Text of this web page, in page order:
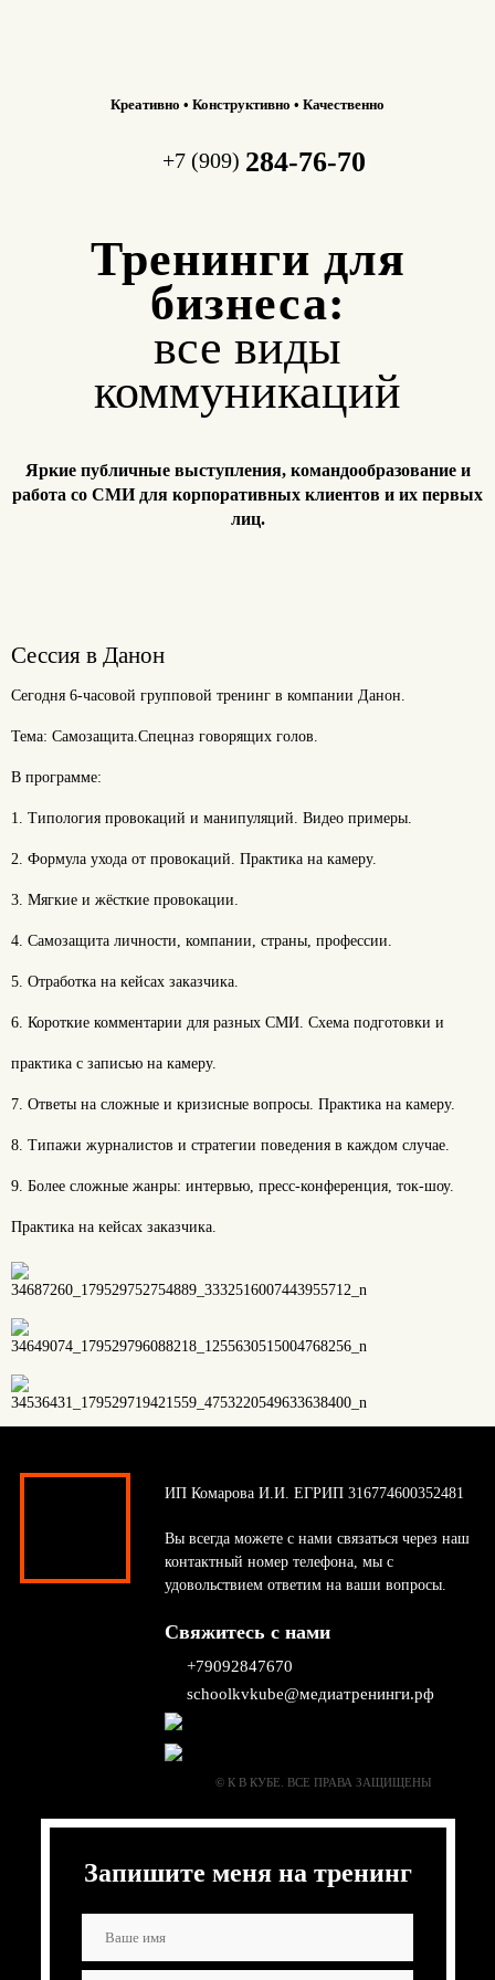
Креативно • Конструктивно • Качественно
+7 (909) 284-76-70
Тренинги для
бизнеса:
все виды
коммуникаций
Яркие публичные выступления, командообразование и
работа со СМИ для корпоративных клиентов и их первых
лиц.
Сессия в Данон
Сегодня 6-часовой групповой тренинг в компании Данон.
Тема: Самозащита.Спецназ говорящих голов.
В программе:
1. Типология провокаций и манипуляций. Видео примеры.
2. Формула ухода от провокаций. Практика на камеру.
3. Мягкие и жёсткие провокации.
4. Самозащита личности, компании, страны, профессии.
5. Отработка на кейсах заказчика.
6. Короткие комментарии для разных СМИ. Схема подготовки и
практика с записью на камеру.
7. Ответы на сложные и кризисные вопросы. Практика на камеру.
8. Типажи журналистов и стратегии поведения в каждом случае.
9. Более сложные жанры: интервью, пресс-конференция, ток-шоу.
Практика на кейсах заказчика.
ИП Комарова И.И. ЕГРИП 316774600352481
Вы всегда можете с нами связаться через наш
контактный номер телефона, мы с
удовольствием ответим на ваши вопросы.
Свяжитесь с нами
+79092847670
schoolkvkube@медиатренинги.рф
© К В КУБЕ. ВСЕ ПРАВА ЗАЩИЩЕНЫ
Запишите меня на тренинг